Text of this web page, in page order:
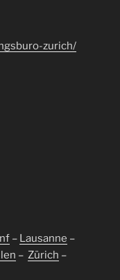
zurich/
– Lausanne –
– Zürich –